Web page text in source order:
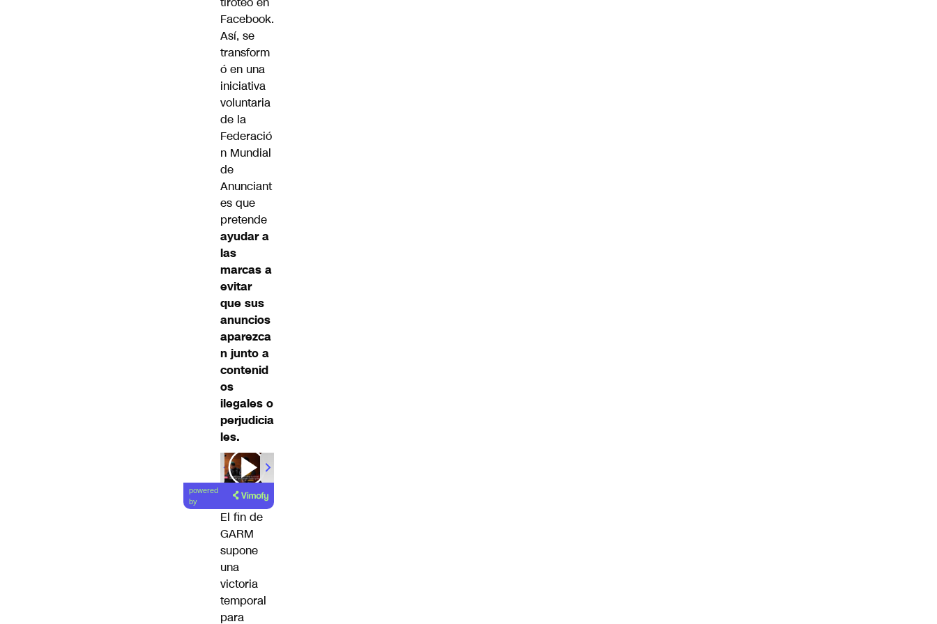
Facebook.
Así, se
transform
ó en una
iniciativa
voluntaria
de la
Federació
n Mundial
de
Anunciant
es que
pretende
ayudar a
las
marcas a
evitar
que sus
anuncios
aparezca
n junto a
contenid
os
ilegales o
perjudicia
les.
powered
by
El fin de
GARM
supone
una
victoria
temporal
para